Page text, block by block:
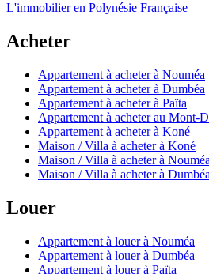
L'immobilier en Polynésie Française
Acheter
Appartement à acheter à Nouméa
Appartement à acheter à Dumbéa
Appartement à acheter à Païta
Appartement à acheter au Mont-
Appartement à acheter à Koné
Maison / Villa à acheter à Koné
Maison / Villa à acheter à Nouméa
Maison / Villa à acheter à Dumbéa
Louer
Appartement à louer à Nouméa
Appartement à louer à Dumbéa
Appartement à louer à Païta